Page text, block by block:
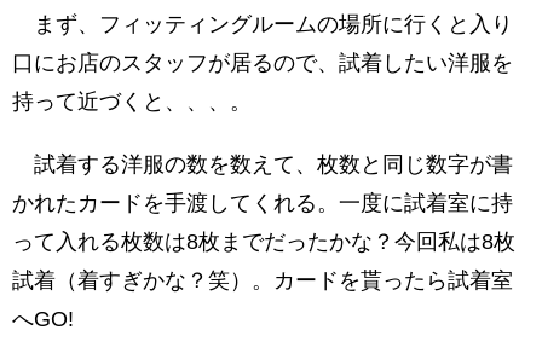
まず、フィッティングルームの場所に行くと入り
口にお店のスタッフが居るので、試着したい洋服を
持って近づくと、、、。
試着する洋服の数を数えて、枚数と同じ数字が書
かれたカードを手渡してくれる。一度に試着室に持
って入れる枚数は8枚までだったかな？今回私は8枚
試着（着すぎかな？笑）。カードを貰ったら試着室
へGO!